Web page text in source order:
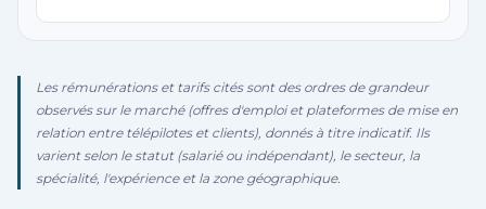
Les rémunérations et tarifs cités sont des ordres de grandeur
observés sur le marché (offres d'emploi et plateformes de mise en
relation entre télépilotes et clients), donnés à titre indicatif. Ils
varient selon le statut (salarié ou indépendant), le secteur, la
spécialité, l'expérience et la zone géographique.